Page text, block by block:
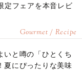
定フェアを本音レビ
Gourmet / Recipe
いと噂の「ひとくち
夏にぴったりな美味